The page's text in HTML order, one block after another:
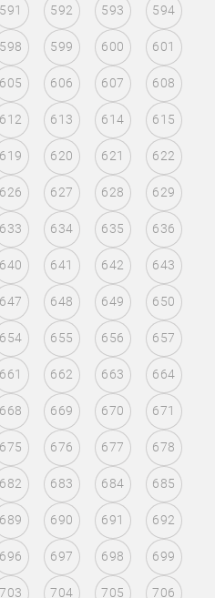
591 592 593 594
598 599 600 601
605 606 607 608
612 613 614 615
619 620 621 622
626 627 628 629
633 634 635 636
640 641 642 643
647 648 649 650
654 655 656 657
661 662 663 664
668 669 670 671
675 676 677 678
682 683 684 685
689 690 691 692
696 697 698 699
703 704 705 706